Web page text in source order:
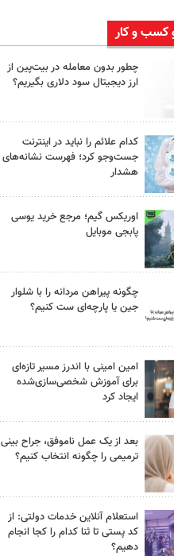
و کسب و کار
چطور بدون معامله در بیت‌پین از
ارز دیجیتال سود دلاری بگیریم؟
کدام علائم را نباید در اینترنت
جست‌وجو کرد؛ فهرست نشانه‌های
هشدار
اوریکس گیم؛ مرجع خرید یوسی
پابجی موبایل
چگونه پیراهن مردانه را با شلوار
جین یا پارچه‌ای ست کنیم؟
امین امینی با اندرز مسیر تازه‌ای
برای آموزش شخصی‌سازی‌شده
ایجاد کرد
بعد از یک عمل ناموفق، جراح بینی
ترمیمی را چگونه انتخاب کنیم؟
استعلام آنلاین خدمات دولتی: از
کد پستی تا ثنا کدام را کجا انجام
دهیم؟